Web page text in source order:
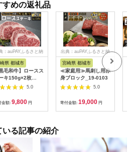
すめの返礼品
：auPAYふるさと納
県 都城市
黒毛和牛】ロースス
キ150g×2枚
I901
5.0
金額: 9,800 円
出典：auPAYふるさと納
宮崎県 都城市
≪家庭用≫馬刺し用赤
身ブロック_19-0103
5.0
寄付金額: 19,000 円
いる記事の紹介